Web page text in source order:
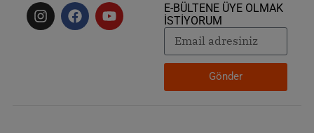
E-BÜLTENE ÜYE OLMAK
İSTİYORUM
Gönder